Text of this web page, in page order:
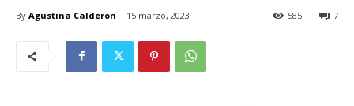
By Agustina Calderon 15 marzo, 2023 7
585